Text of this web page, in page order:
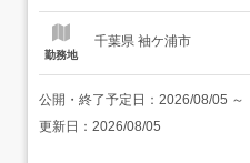
勤務地
千葉県 袖ケ浦市
公開・終了予定日： 2026/08/05 ～
更新日： 2026/08/05